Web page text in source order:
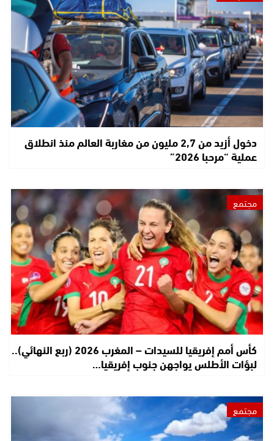
دخول أزيد من 2,7 مليون من مغاربة العالم منذ انطلاق
عملية “مرحبا 2026”
مجتمع
كأس أمم إفريقيا للسيدات – المغرب 2026 (ربع النهائي)..
لبؤات الأطلس يواجهن جنوب إفريقيا…
مجتمع